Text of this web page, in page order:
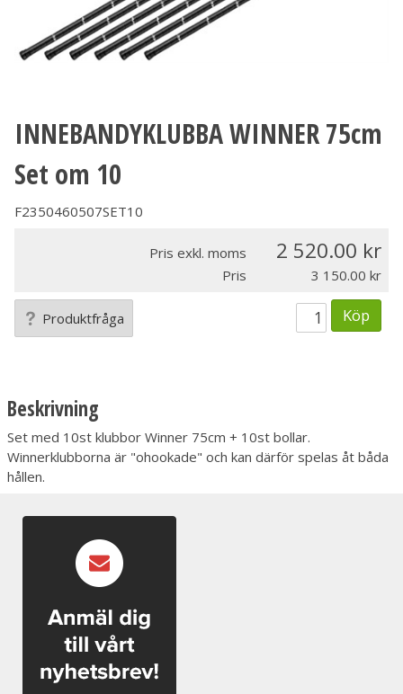
INNEBANDYKLUBBA WINNER 75cm
Set om 10
F2350460507SET10
Pris exkl. moms 2 520.00
Pris 3 150.00
Produktfråga Köp
Beskrivning
Set med 10st klubbor Winner 75cm + 10st bollar.
Winnerklubborna är "ohookade" och kan därför spelas åt båda
hållen.